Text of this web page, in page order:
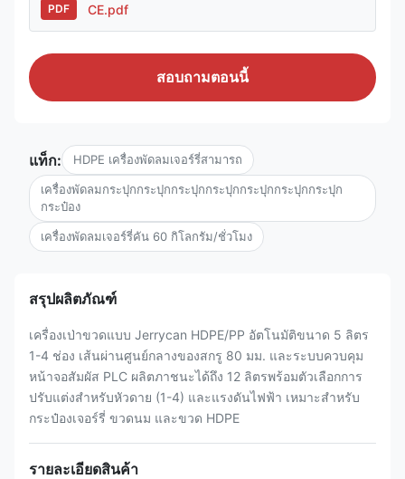
PDF CE.pdf
สอบถามตอนนี้
แท็ก: HDPE เครื่องพัดลมเจอร์รี่สามารถ
เครื่องพัดลมกระปุกกระปุกกระปุกกระปุกกระปุกกระปุกกระปุก
กระป๋อง
เครื่องพัดลมเจอร์รี่คัน 60 กิโลกรัม/ชั่วโมง
สรุปผลิตภัณฑ์
เครื่องเป่าขวดแบบ Jerrycan HDPE/PP อัตโนมัติขนาด 5 ลิตร
1-4 ช่อง เส้นผ่านศูนย์กลางของสกรู 80 มม. และระบบควบคุม
หน้าจอสัมผัส PLC ผลิตภาชนะได้ถึง 12 ลิตรพร้อมตัวเลือกการ
ปรับแต่งสำหรับหัวดาย (1-4) และแรงดันไฟฟ้า เหมาะสำหรับ
กระป๋องเจอร์รี่ ขวดนม และขวด HDPE
รายละเอียดสินค้า